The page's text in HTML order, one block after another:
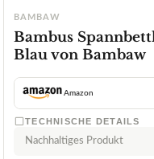
BAMBAW
Bambus
Blau von Bambaw
Amazon
TECHNISCHE DETAILS
Nachhaltiges Produkt